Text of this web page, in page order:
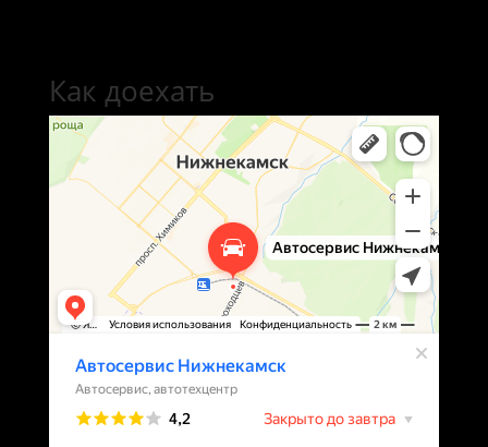
Как доехать